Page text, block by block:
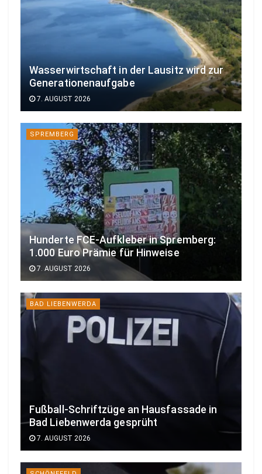
Wasserwirtschaft in der Lausitz wird zur
Generationenaufgabe
7. AUGUST 2026
SPREMBERG
Hunderte FCE-Aufkleber in Spremberg:
1.000 Euro Prämie für Hinweise
7. AUGUST 2026
BAD LIEBENWERDA
Fußball-Schriftzüge an Hausfassade in
Bad Liebenwerda gesprüht
7. AUGUST 2026